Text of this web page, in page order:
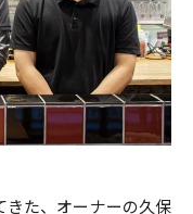
きた、オーナーの久保